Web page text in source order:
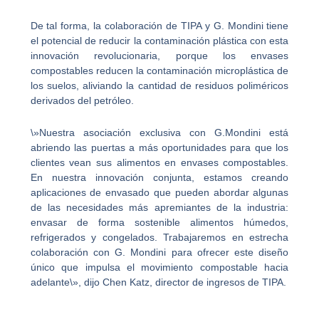
De tal forma, la colaboración de TIPA y G. Mondini tiene
el potencial de reducir la contaminación plástica con esta
innovación revolucionaria, porque los envases
compostables reducen la contaminación microplástica de
los suelos, aliviando la cantidad de residuos poliméricos
derivados del petróleo.
\»Nuestra asociación exclusiva con G.Mondini está
abriendo las puertas a más oportunidades para que los
clientes vean sus alimentos en envases compostables.
En nuestra innovación conjunta, estamos creando
aplicaciones de envasado que pueden abordar algunas
de las necesidades más apremiantes de la industria:
envasar de forma sostenible alimentos húmedos,
refrigerados y congelados. Trabajaremos en estrecha
colaboración con G. Mondini para ofrecer este diseño
único que impulsa el movimiento compostable hacia
adelante\», dijo Chen Katz, director de ingresos de TIPA.